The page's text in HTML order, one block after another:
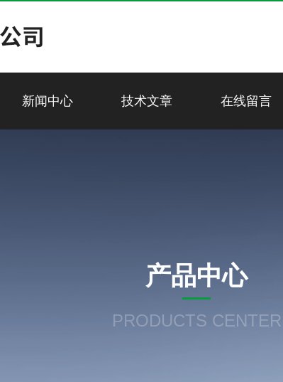
新闻中心 技术文章 在线留言
产品中心
PRODUCTS CENTER